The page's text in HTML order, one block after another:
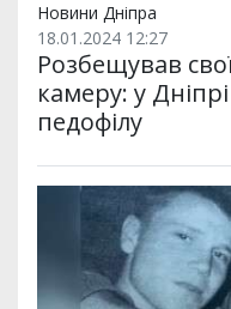
Новини Дніпра
18.01.2024 12:27
Розбещував
камеру: у
педофілу